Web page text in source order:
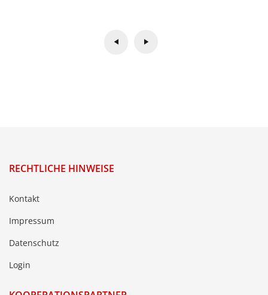
RECHTLICHE HINWEISE
Kontakt
Impressum
Datenschutz
Login